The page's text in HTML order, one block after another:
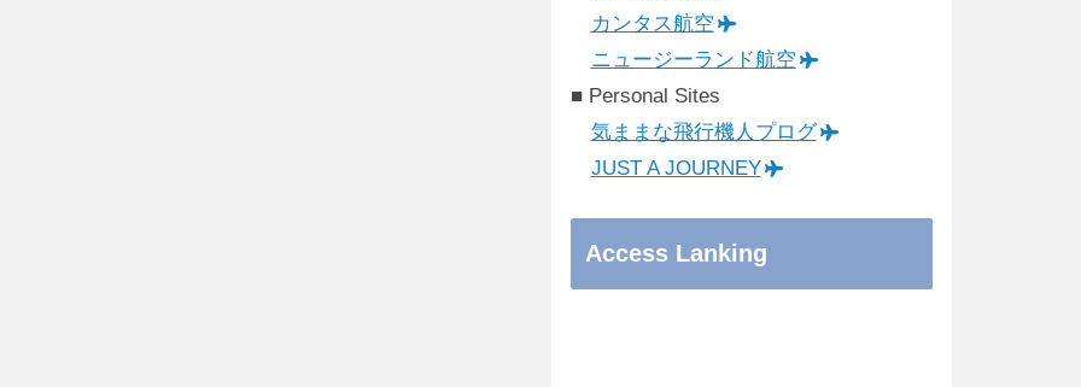
カンタス航空
ニュージーランド航空
■ Personal Sites
気ままな飛行機人プログ
JUST A JOURNEY
Access Lanking